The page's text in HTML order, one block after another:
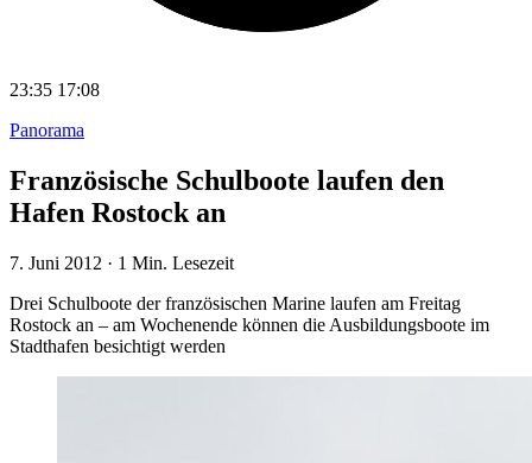
23:35 17:08
Panorama
Französische Schulboote laufen den
Hafen Rostock an
7. Juni 2012 · 1 Min. Lesezeit
Drei Schulboote der französischen Marine laufen am Freitag
Rostock an – am Wochenende können die Ausbildungsboote im
Stadthafen besichtigt werden